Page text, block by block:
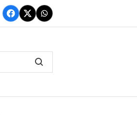
Facebook
TwitterWhatsApp